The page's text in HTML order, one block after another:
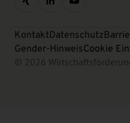
KontaktDatenschutz
Gender-HinweisCookie
© 2026